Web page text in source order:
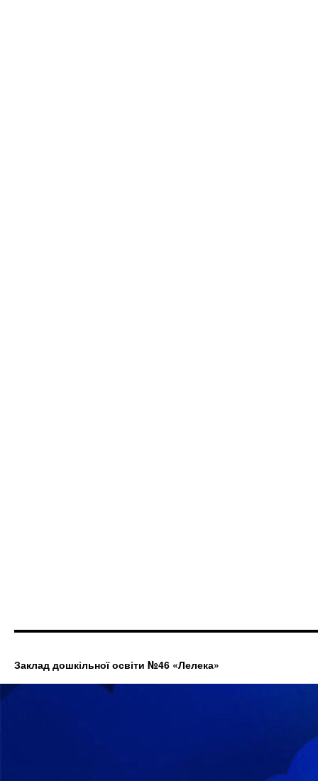
Заклад дошкільної освіти №46 «Лелека»